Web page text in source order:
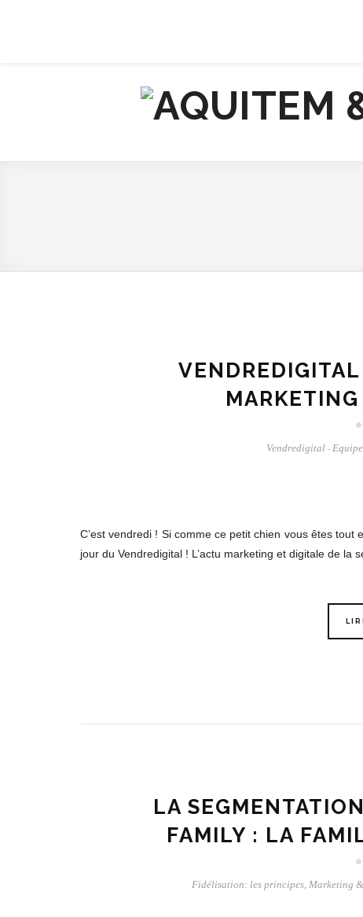
Vendredigital -
C’est vendredi ! Si comme ce petit chien vous êtes tout
jour du Vendredigital ! L’actu marketing et digitale de la
LA
FAMILY : LA
Fidélisation: les principes, Marketing